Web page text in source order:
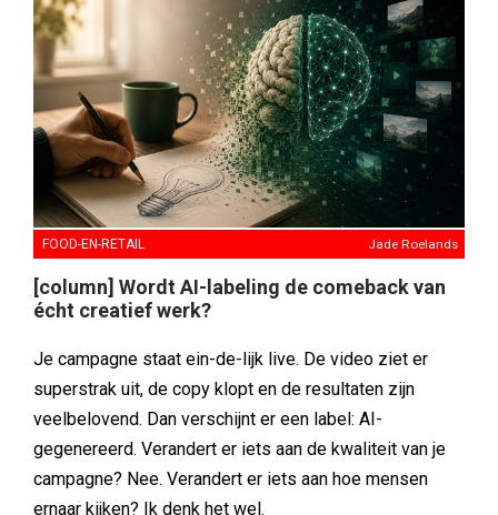
FOOD-EN-RETAIL Jade Roelands
[column] Wordt AI-labeling de comeback van
écht creatief werk?
Je campagne staat ein-de-lijk live. De video ziet er
superstrak uit, de copy klopt en de resultaten zijn
veelbelovend. Dan verschijnt er een label: AI-
gegenereerd. Verandert er iets aan de kwaliteit van je
campagne? Nee. Verandert er iets aan hoe mensen
ernaar kijken? Ik denk het wel.